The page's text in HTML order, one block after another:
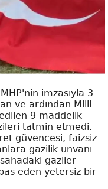
imzasıyla 3
ve ardından Milli
9 maddelik
tatmin etmedi.
güvencesi, faizsiz
gazilik unvanı
gaziler
eden yetersiz bir